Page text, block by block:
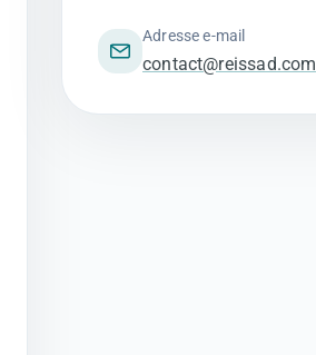
Adresse e-mail
contact@reissad.com